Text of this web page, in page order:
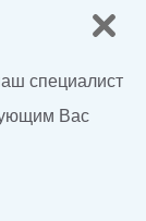
специалист
Вас